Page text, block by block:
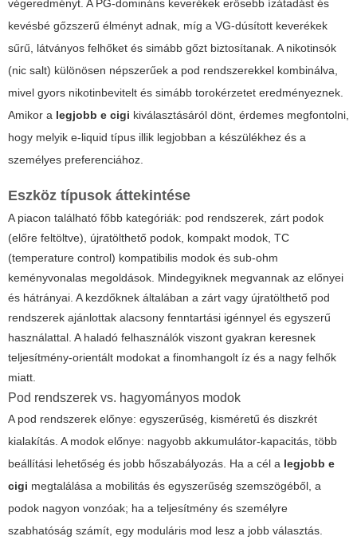
végeredményt. A PG-domináns keverékek erősebb ízátadást és
kevésbé gőzszerű élményt adnak, míg a VG-dúsított keverékek
sűrű, látványos felhőket és simább gőzt biztosítanak. A nikotinsók
(nic salt) különösen népszerűek a pod rendszerekkel kombinálva,
mivel gyors nikotinbevitelt és simább torokérzetet eredményeznek.
Amikor a legjobb e cigi kiválasztásáról dönt, érdemes megfontolni,
hogy melyik e-liquid típus illik legjobban a készülékhez és a
személyes preferenciához.
Eszköz típusok áttekintése
A piacon található főbb kategóriák: pod rendszerek, zárt podok
(előre feltöltve), újratölthető podok, kompakt modok, TC
(temperature control) kompatibilis modok és sub-ohm
keményvonalas megoldások. Mindegyiknek megvannak az előnyei
és hátrányai. A kezdőknek általában a zárt vagy újratölthető pod
rendszerek ajánlottak alacsony fenntartási igénnyel és egyszerű
használattal. A haladó felhasználók viszont gyakran keresnek
teljesítmény-orientált modokat a finomhangolt íz és a nagy felhők
miatt.
Pod rendszerek vs. hagyományos modok
A pod rendszerek előnye: egyszerűség, kisméretű és diszkrét
kialakítás. A modok előnye: nagyobb akkumulátor-kapacitás, több
beállítási lehetőség és jobb hőszabályozás. Ha a cél a legjobb e
cigi megtalálása a mobilitás és egyszerűség szemszögéből, a
podok nagyon vonzóak; ha a teljesítmény és személyre
szabhatóság számít, egy moduláris mod lesz a jobb választás.